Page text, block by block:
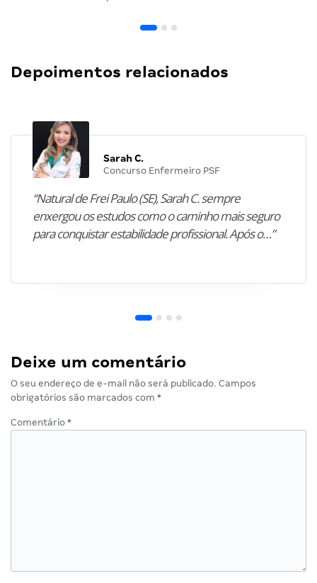
Depoimentos relacionados
Sarah C.
Concurso Enfermeiro PSF
“Natural de Frei Paulo (SE), Sarah C. sempre
enxergou os estudos como o caminho mais seguro
para conquistar estabilidade profissional. Após o…”
Deixe um comentário
O seu endereço de e-mail não será publicado. Campos
obrigatórios são marcados com *
Comentário *